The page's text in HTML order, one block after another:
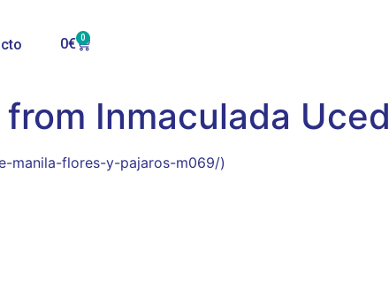
0€ 0
Inmaculada Uced
manila-flores-y-pajaros-m069/)